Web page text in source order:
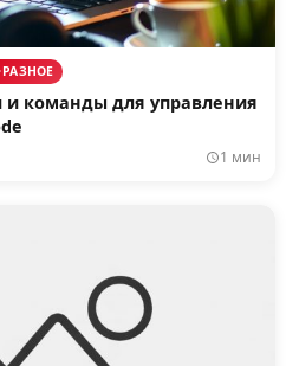
РАЗНОЕ
и команды для управления
1 мин